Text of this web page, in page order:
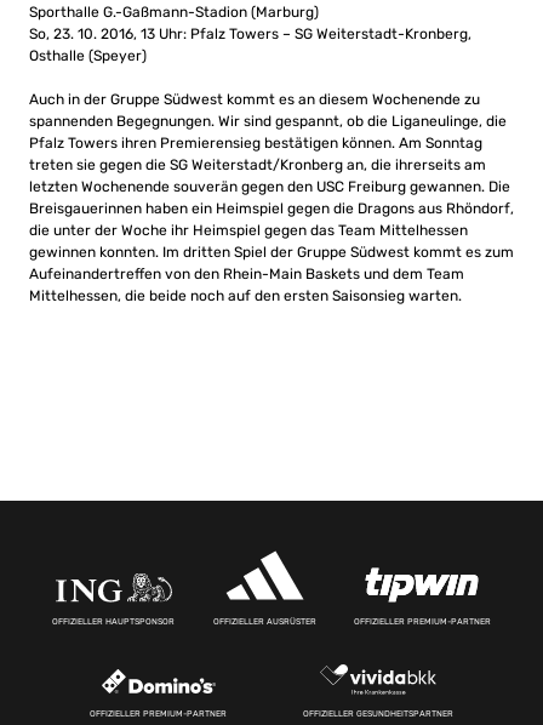
Sporthalle G.-Gaßmann-Stadion (Marburg)
So, 23. 10. 2016, 13 Uhr: Pfalz Towers – SG Weiterstadt-Kronberg,
Osthalle (Speyer)
Auch in der Gruppe Südwest kommt es an diesem Wochenende zu
spannenden Begegnungen. Wir sind gespannt, ob die Liganeulinge, die
Pfalz Towers ihren Premierensieg bestätigen können. Am Sonntag
treten sie gegen die SG Weiterstadt/Kronberg an, die ihrerseits am
letzten Wochenende souverän gegen den USC Freiburg gewannen. Die
Breisgauerinnen haben ein Heimspiel gegen die Dragons aus Rhöndorf,
die unter der Woche ihr Heimspiel gegen das Team Mittelhessen
gewinnen konnten. Im dritten Spiel der Gruppe Südwest kommt es zum
Aufeinandertreffen von den Rhein-Main Baskets und dem Team
Mittelhessen, die beide noch auf den ersten Saisonsieg warten.
OFFIZIELLER HAUPTSPONSOR OFFIZIELLER AUSRÜSTER OFFIZIELLER PREMIUM-PARTNER
OFFIZIELLER PREMIUM-PARTNER OFFIZIELLER GESUNDHEITSPARTNER